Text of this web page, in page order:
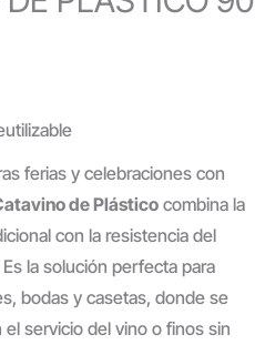
ferias y celebraciones con
de Plásticocombina la
con la resistencia del
Es la solución perfecta para
bodas y casetas, donde se
servicio del vino o finos sin